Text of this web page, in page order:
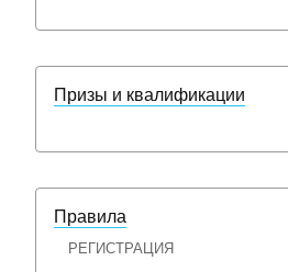
Призы и квалификации
Правила
РЕГИСТРАЦИЯ